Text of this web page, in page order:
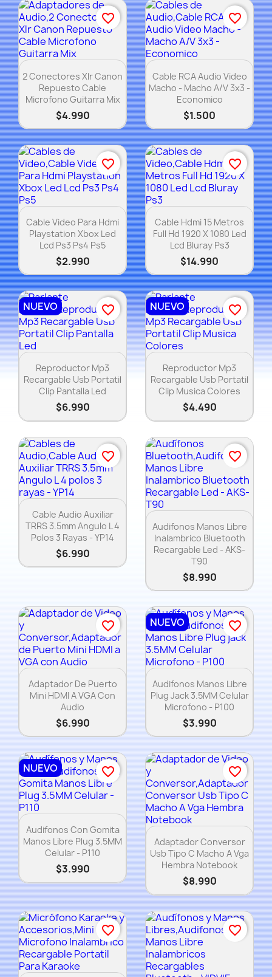
Vista rápida
2 Conectores Xlr Canon
Repuesto Cable
Microfono Guitarra Mix
$4.990
favorite_border
 Vista rápida
Cable RCA Audio Video
Macho - Macho A/V 3x3 -
Economico
$1.500
favorite_border
Vista rápida
Cable Video Para Hdmi
Playstation Xbox Led
Lcd Ps3 Ps4 Ps5
$2.990
favorite_border
Vista rápida
Cable Hdmi 15 Metros
Full Hd 1920 X 1080 Led
Lcd Bluray Ps3
$14.990
favorite_border
Vista rápida
Reproductor Mp3
Recargable Usb Portatil
Clip Pantalla Led
$6.990
NUEVO favorite_border
Vista rápida
Reproductor Mp3
Recargable Usb Portatil
Clip Musica Colores
$4.490
NUEVO favorite_border
Vista rápida
Cable Audio Auxiliar
TRRS 3.5mm Angulo L 4
Polos 3 Rayas - YP14
$6.990
favorite_border
Vista rápida
Audifonos Manos Libre
Inalambrico Bluetooth
Recargable Led - AKS-
T90
$8.990
favorite_border
Vista rápida
Adaptador De Puerto
Mini HDMI A VGA Con
Audio
$6.990
favorite_border
Vista rápida
Audifonos Manos Libre
Plug Jack 3.5MM Celular
Microfono - P100
$3.990
NUEVO favorite_border
Vista rápida
Audifonos Con Gomita
Manos Libre Plug 3.5MM
Celular - P110
$3.990
NUEVO favorite_border
Vista rápida
Adaptador Conversor
Usb Tipo C Macho A Vga
Hembra Notebook
$8.990
favorite_border
favorite_border favorite_border
Nombre de la lista de deseos
Cancelar
Crear lista de deseos